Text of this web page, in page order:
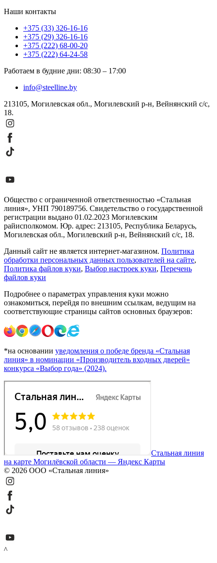
Наши контакты
+375 (33) 326-16-16
+375 (29) 326-16-16
+375 (222) 68-00-20
+375 (222) 64-24-58
Работаем в будние дни: 08:30 – 17:00
info@steelline.by
213105, Могилевская обл., Могилевский р-н, Вейнянский с/с,
18.
Общество с ограниченной ответственностью «Стальная
линия», УНП 790189756. Свидетельство о государственной
регистрации выдано 01.02.2023 Могилевским
райисполкомом. Юр. адрес: 213105, Республика Беларусь,
Могилевская обл., Могилевский р-н, Вейнянский с/с, 18.
Данный сайт не является интернет-магазином. Политика
обработки персональных данных пользователей на сайте,
Политика файлов куки, Выбор настроек куки, Перечень
файлов куки
Подробнее о параметрах управления куки можно
ознакомиться, перейдя по внешним ссылкам, ведущим на
соответствующие страницы сайтов основных браузеров:
*на основании уведомления о победе бренда «Стальная
линия» в номинации «Производитель входных дверей»
конкурса «Выбор года» (2024).
Стальная линия
на карте Могилёвской области — Яндекс Карты
© 2026 ООО «Стальная линия»
^